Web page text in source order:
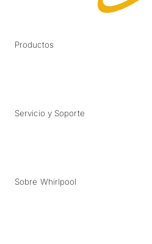
Productos
Servicio y Soporte
Sobre Whirlpool